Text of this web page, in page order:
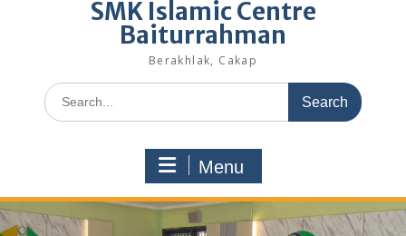
SMK Islamic Centre
Baiturrahman
Berakhlak, Cakap
Search
for:
Menu